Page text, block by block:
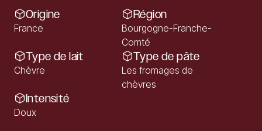
Origine
France
Région
Bourgogne-Franche-
Comté
Type de lait
Chèvre
Type de pâte
Les fromages de
chèvres
Intensité
Doux